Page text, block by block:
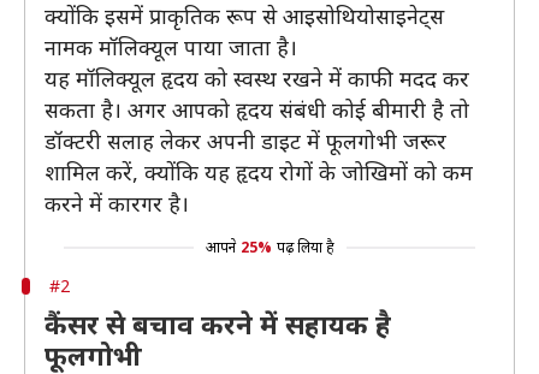
क्योंकि इसमें प्राकृतिक रूप से आइसोथियोसाइनेट्स
नामक मॉलिक्यूल पाया जाता है।
यह मॉलिक्यूल हृदय को स्वस्थ रखने में काफी मदद कर
सकता है। अगर आपको हृदय संबंधी कोई बीमारी है तो
डॉक्टरी सलाह लेकर अपनी डाइट में फूलगोभी जरूर
शामिल करें, क्योंकि यह हृदय रोगों के जोखिमों को कम
करने में कारगर है।
आपने 25% पढ़ लिया है
#2
कैंसर से बचाव करने में सहायक है
फूलगोभी